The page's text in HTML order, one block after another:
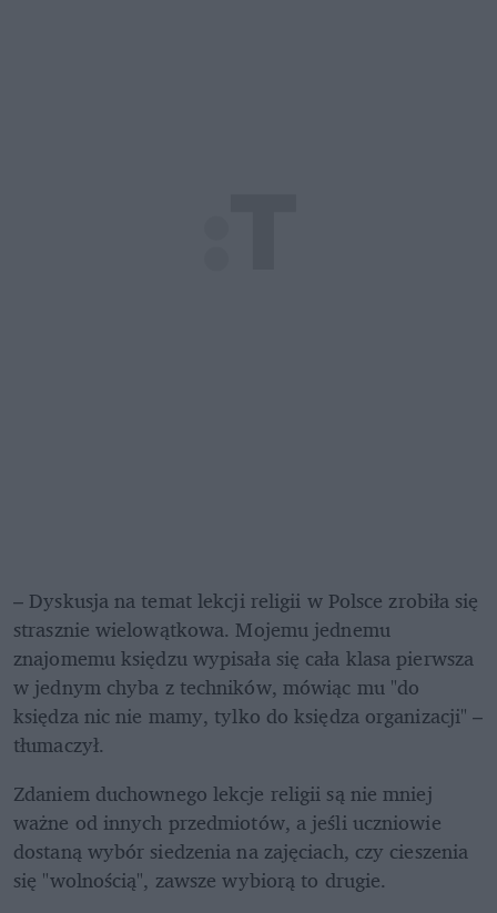
– Dyskusja na temat lekcji religii w Polsce zrobiła się
strasznie wielowątkowa. Mojemu jednemu
znajomemu księdzu wypisała się cała klasa pierwsza
w jednym chyba z techników, mówiąc mu "do
księdza nic nie mamy, tylko do księdza organizacji" –
tłumaczył.
Zdaniem duchownego lekcje religii są nie mniej
ważne od innych przedmiotów, a jeśli uczniowie
dostaną wybór siedzenia na zajęciach, czy cieszenia
się "wolnością", zawsze wybiorą to drugie.